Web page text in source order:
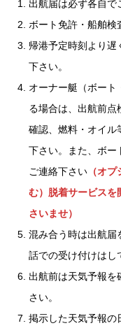
出航届は必ず各自で
ボート免許・船舶検
帰港予定時刻より
下さい。
オーナー艇（ボー
る場合は、出航前
確認、燃料・オイル
下さい。また、ボー
ご連絡下さい （オ
む）脱着サービスを
さいませ）
混み合う時は出航届
話での受け付けはし
出航前は天気予報を
さい。
掲示した天気予報の